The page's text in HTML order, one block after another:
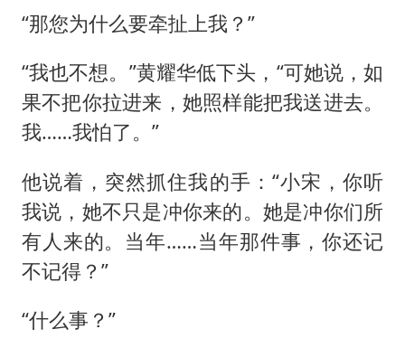
“那您为什么要牵扯上我？”
“我也不想。”黄耀华低下头，“可她说，如
果不把你拉进来，她照样能把我送进去。
我……我怕了。”
他说着，突然抓住我的手：“小宋，你听
我说，她不只是冲你来的。她是冲你们所
有人来的。当年……当年那件事，你还记
不记得？”
“什么事？”